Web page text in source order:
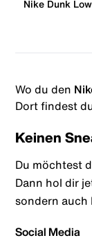
Nike Dunk
Wo du den
Dort findest
Keinen
Du möchtest
Dann hol dir
sondern auch
Social Media